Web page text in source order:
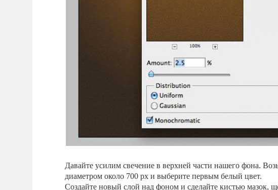
Давайте усилим свечение в верхней части нашего фона.
диаметром около 700 px и выберите первым белый цвет.
Создайте новый слой над фоном и сделайте кистью мазок,